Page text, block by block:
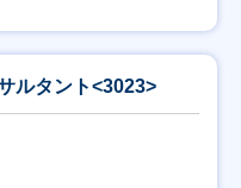
ルタント<3023>